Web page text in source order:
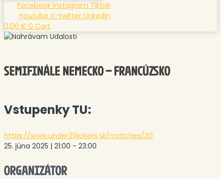
Facebook Instagram Tiktok
Youtube X-twitter Linkedin
0,00 € 0 Cart
SEMIFINÁLE NEMECKO – FRANCÚZSKO
Vstupenky TU:
https://www.under21tickets.sk/matches/30
25. júna 2025 | 21:00 - 23:00
ORGANIZÁTOR